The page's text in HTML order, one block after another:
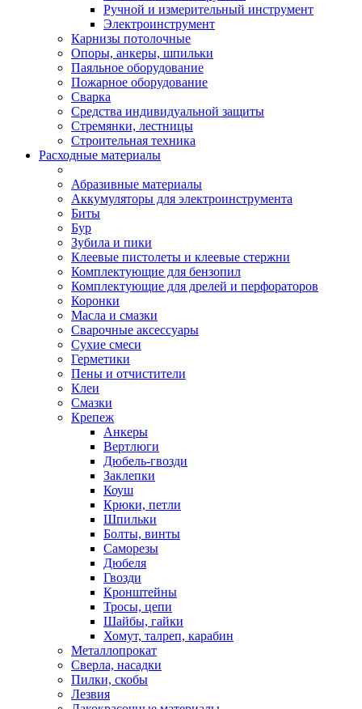
Ручной и измерительный инструмент
Электроинструмент
Карнизы потолочные
Опоры, анкеры, шпильки
Паяльное оборудование
Пожарное оборудование
Сварка
Средства индивидуальной защиты
Стремянки, лестницы
Строительная техника
Расходные материалы
Абразивные материалы
Аккумуляторы для электроинструмента
Биты
Бур
Зубила и пики
Клеевые пистолеты и клеевые стержни
Комплектующие для бензопил
Комплектующие для дрелей и перфораторов
Коронки
Масла и смазки
Сварочные аксессуары
Сухие смеси
Герметики
Пены и отчистители
Клеи
Смазки
Крепеж
Анкеры
Вертлюги
Дюбель-гвозди
Заклепки
Коуш
Крюки, петли
Шпильки
Болты, винты
Саморезы
Дюбеля
Гвозди
Кронштейны
Тросы, цепи
Шайбы, гайки
Хомут, талреп, карабин
Металлопрокат
Сверла, насадки
Пилки, скобы
Лезвия